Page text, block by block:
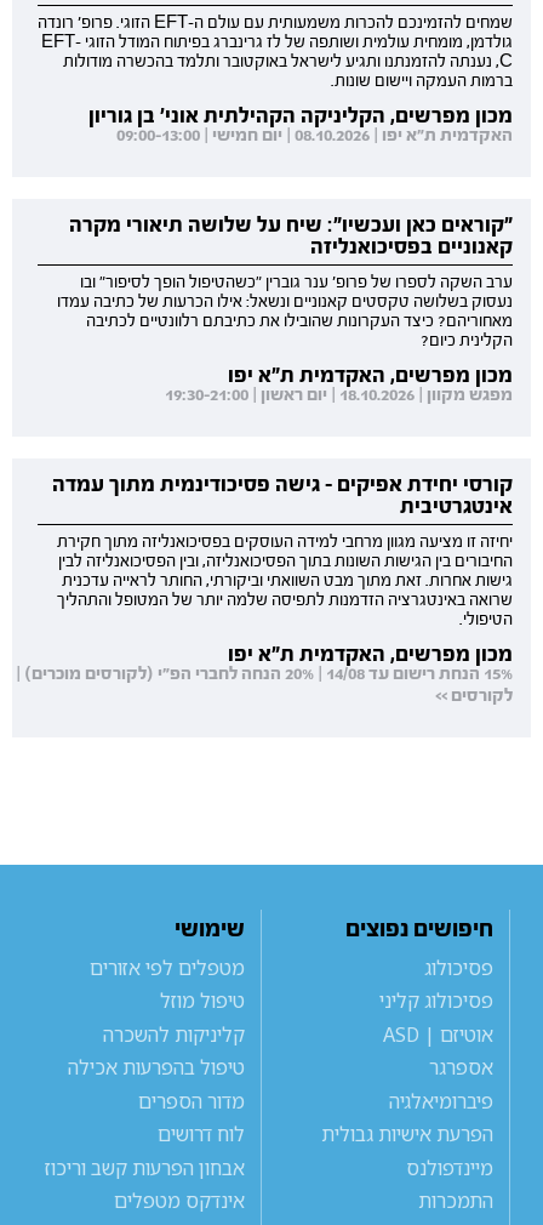
שמחים להזמינכם להכרות משמעותית עם עולם ה-EFT הזוגי. פרופ' רונדה
גולדמן, מומחית עולמית ושותפה של לז גרינברג בפיתוח המודל הזוגי EFT-
C, נענתה להזמנתנו ותגיע לישראל באוקטובר ותלמד בהכשרה מודולות
ברמות העמקה ויישום שונות.
מכון מפרשים, הקליניקה הקהילתית אוני' בן גוריון
האקדמית ת"א יפו | 08.10.2026 | יום חמישי | 09:00-13:00
"קוראים כאן ועכשיו": שיח על שלושה תיאורי מקרה
קאנוניים בפסיכואנליזה
ערב השקה לספרו של פרופ' ענר גוברין "כשהטיפול הופך לסיפור" ובו
נעסוק בשלושה טקסטים קאנוניים ונשאל: אילו הכרעות של כתיבה עמדו
מאחוריהם? כיצד העקרונות שהובילו את כתיבתם רלוונטיים לכתיבה
הקלינית כיום?
מכון מפרשים, האקדמית ת"א יפו
מפגש מקוון | 18.10.2026 | יום ראשון | 19:30-21:00
קורסי יחידת אפיקים - גישה פסיכודינמית מתוך עמדה
אינטגרטיבית
יחיזה זו מציעה מגוון מרחבי למידה העוסקים בפסיכואנליזה מתוך חקירת
החיבורים בין הגישות השונות בתוך הפסיכואנליזה, ובין הפסיכואנליזה לבין
גישות אחרות. זאת מתוך מבט השוואתי וביקורתי, החותר לראייה עדכנית
שרואה באינטגרציה הזדמנות לתפיסה שלמה יותר של המטופל והתהליך
הטיפולי.
מכון מפרשים, האקדמית ת"א יפו
15% הנחת רישום עד 14/08 | 20% הנחה לחברי הפ"י (לקורסים מוכרים) |
לקורסים >>
חיפושים נפוצים
פסיכולוג
פסיכולוג קליני
אוטיזם | ASD
אספרגר
פיברומיאלגיה
הפרעת אישיות גבולית
מיינדפולנס
התמכרות
שימושי
מטפלים לפי אזורים
טיפול מוזל
קליניקות להשכרה
טיפול בהפרעות אכילה
מדור הספרים
לוח דרושים
אבחון הפרעות קשב וריכוז
אינדקס מטפלים